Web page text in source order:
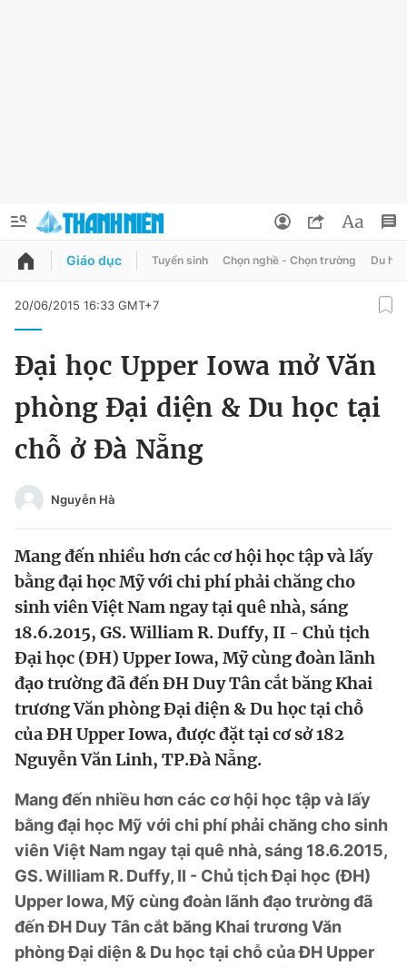
QUẢNG CÁO ĐẶT BÁO
Chuyên mục
Chuyên mục khác
Video Magazine
Sản phẩm khác
Tiện ích Bạn cần biết
Thông tin tòa soạn Liên hệ quảng cáo
Đọc Thanh Niên trên điện thoại
Đổi mật khẩu
Tin đã lưu
Tin đã xem
Đăng xuất
Giáo dục Tuyển sinh Chọn nghề - Chọn trường Du học
20/06/2015 16:33 GMT+7
Đại học Upper Iowa mở Văn
phòng Đại diện & Du học tại
chỗ ở Đà Nẵng
Nguyễn Hà
Mang đến nhiều hơn các cơ hội học tập và lấy
bằng đại học Mỹ với chi phí phải chăng cho
sinh viên Việt Nam ngay tại quê nhà, sáng
18.6.2015, GS. William R. Duffy, II - Chủ tịch
Đại học (ĐH) Upper Iowa, Mỹ cùng đoàn lãnh
đạo trường đã đến ĐH Duy Tân cắt băng Khai
trương Văn phòng Đại diện & Du học tại chỗ
của ĐH Upper Iowa, được đặt tại cơ sở 182
Nguyễn Văn Linh, TP.Đà Nẵng.
Mang đến nhiều hơn các cơ hội học tập và lấy
bằng đại học Mỹ với chi phí phải chăng cho sinh
viên Việt Nam ngay tại quê nhà, sáng 18.6.2015,
GS. William R. Duffy, II - Chủ tịch Đại học (ĐH)
Upper Iowa, Mỹ cùng đoàn lãnh đạo trường đã
đến ĐH Duy Tân cắt băng Khai trương Văn
phòng Đại diện & Du học tại chỗ của ĐH Upper